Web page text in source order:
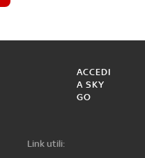
ACCEDI
A SKY
GO
Link utili: